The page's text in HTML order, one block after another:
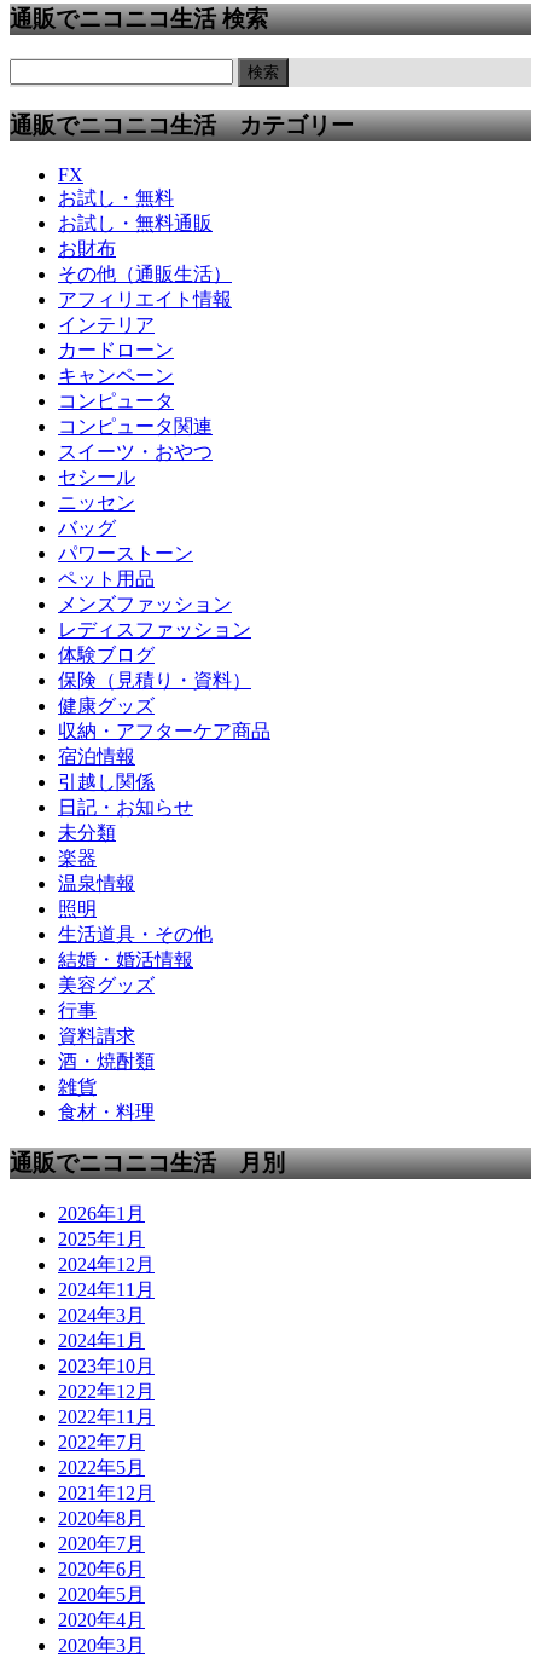
通販でニコニコ生活 検索
通販でニコニコ生活 カテゴリー
FX
お試し・無料
お試し・無料通販
お財布
その他（通販生活）
アフィリエイト情報
インテリア
カードローン
キャンペーン
コンピュータ
コンピュータ関連
スイーツ・おやつ
セシール
ニッセン
バッグ
パワーストーン
ペット用品
メンズファッション
レディスファッション
体験ブログ
保険（見積り・資料）
健康グッズ
収納・アフターケア商品
宿泊情報
引越し関係
日記・お知らせ
未分類
楽器
温泉情報
照明
生活道具・その他
結婚・婚活情報
美容グッズ
行事
資料請求
酒・焼酎類
雑貨
食材・料理
通販でニコニコ生活 月別
2026年1月
2025年1月
2024年12月
2024年11月
2024年3月
2024年1月
2023年10月
2022年12月
2022年11月
2022年7月
2022年5月
2021年12月
2020年8月
2020年7月
2020年6月
2020年5月
2020年4月
2020年3月